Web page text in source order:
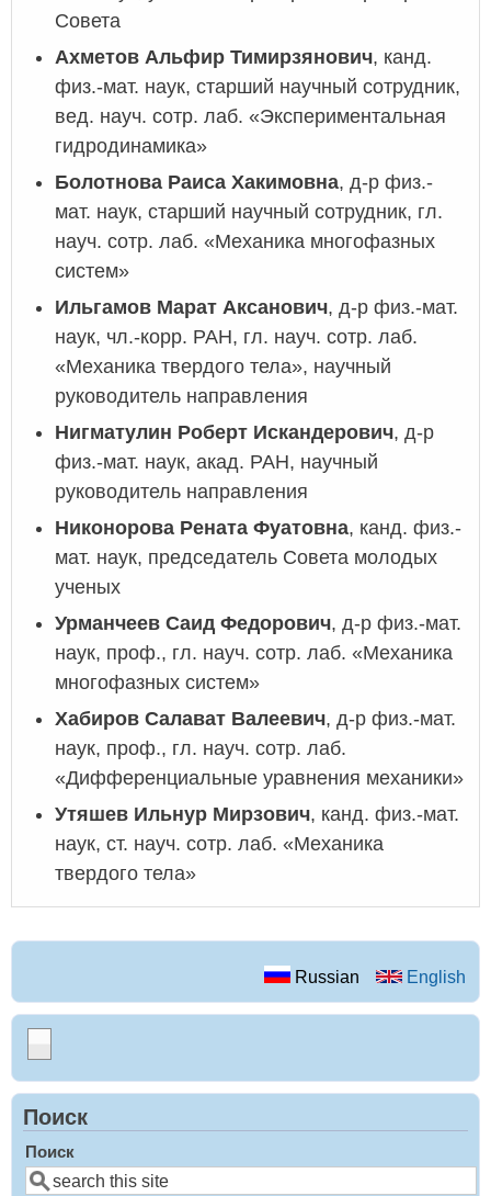
Совета
Ахметов Альфир Тимирзянович, канд.
физ.-мат. наук, старший научный сотрудник,
вед. науч. сотр. лаб. «Экспериментальная
гидродинамика»
Болотнова Раиса Хакимовна, д-р физ.-
мат. наук, старший научный сотрудник, гл.
науч. сотр. лаб. «Механика многофазных
систем»
Ильгамов Марат Аксанович, д-р физ.-мат.
наук, чл.-корр. РАН, гл. науч. сотр. лаб.
«Механика твердого тела», научный
руководитель направления
Нигматулин Роберт Искандерович, д-р
физ.-мат. наук, акад. РАН, научный
руководитель направления
Никонорова Рената Фуатовна, канд. физ.-
мат. наук, председатель Совета молодых
ученых
Урманчеев Саид Федорович, д-р физ.-мат.
наук, проф., гл. науч. сотр. лаб. «Механика
многофазных систем»
Хабиров Салават Валеевич, д-р физ.-мат.
наук, проф., гл. науч. сотр. лаб.
«Дифференциальные уравнения механики»
Утяшев Ильнур Мирзович, канд. физ.-мат.
наук, ст. науч. сотр. лаб. «Механика
твердого тела»
Russian English
Поиск
Поиск